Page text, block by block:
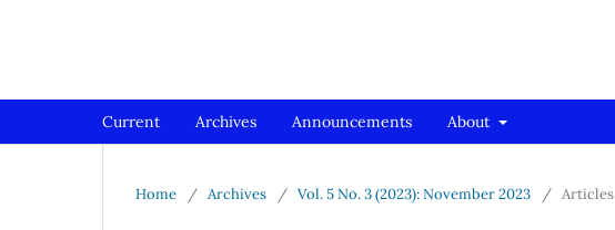
Current Archives Announcements About
Home / Archives / Vol. 5 No. 3 (2023): November 2023 / Articles